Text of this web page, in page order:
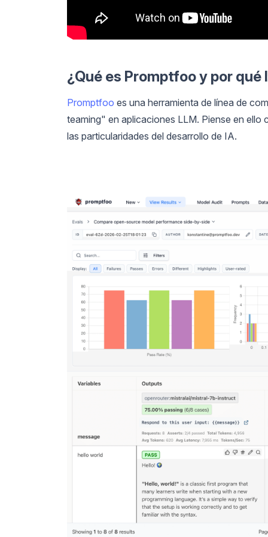
¿Qué es Promptfoo y por qué
Promptfoo es una herramienta de línea de
teaming" en aplicaciones LLM. Piense en
las particularidades del desarrollo de IA.